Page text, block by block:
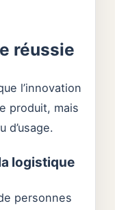
réussie
l’innovation
produit, mais
d’usage.
logistique
personnes